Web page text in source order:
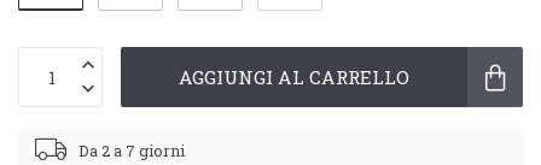
AGGIUNGI AL CARRELLO
Da 2 a 7 giorni